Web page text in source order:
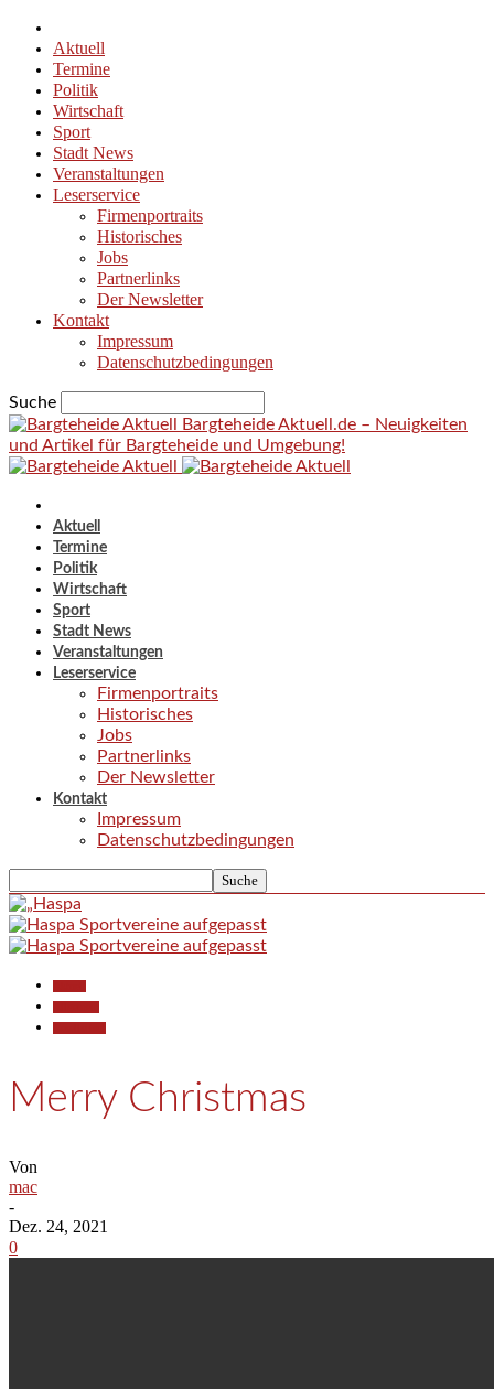
Aktuell
Termine
Politik
Wirtschaft
Sport
Stadt News
Veranstaltungen
Leserservice
Firmenportraits
Historisches
Jobs
Partnerlinks
Der Newsletter
Kontakt
Impressum
Datenschutzbedingungen
Suche
Bargteheide Aktuell.de – Neuigkeiten
und Artikel für Bargteheide und Umgebung!
Aktuell
Termine
Politik
Wirtschaft
Sport
Stadt News
Veranstaltungen
Leserservice
Firmenportraits
Historisches
Jobs
Partnerlinks
Der Newsletter
Kontakt
Impressum
Datenschutzbedingungen
Merry Christmas
Von
mac
-
Dez. 24, 2021
0